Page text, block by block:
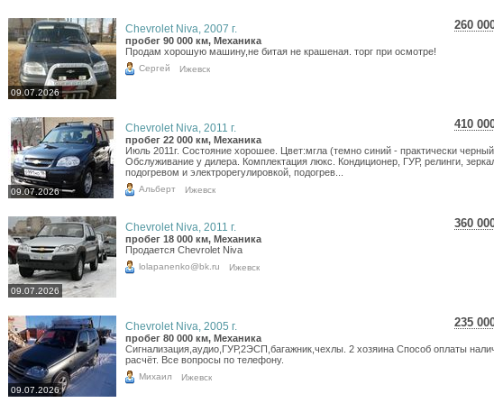
09.07.2026
260
Chevrolet Niva, 2007 г.
пробег 90 000 км, Механика
Продам хорошую машину,не битая не крашеная. торг при осмотре!
Сергей Ижевск
09.07.2026
410
5
Chevrolet Niva, 2011 г.
пробег 22 000 км, Механика
Июль 2011г. Состояние хорошее. Цвет:мгла (темно синий - практически
Обслуживание у дилера. Комплектация люкс. Кондиционер, ГУР, релинги,
подогревом и электрорегулировкой, подогрев...
Альберт Ижевск
09.07.2026
360
Chevrolet Niva, 2011 г.
пробег 18 000 км, Механика
Продается Chevrolet Niva
lolapanenko@bk.ru Ижевск
09.07.2026
235
3
Chevrolet Niva, 2005 г.
пробег 80 000 км, Механика
Сигнализация,аудио,ГУР,2ЭСП,багажник,чехлы. 2 хозяина Способ оплаты
расчёт. Все вопросы по телефону.
Михаил Ижевск